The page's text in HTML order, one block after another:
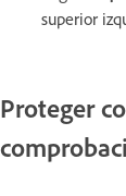
superior
Proteger